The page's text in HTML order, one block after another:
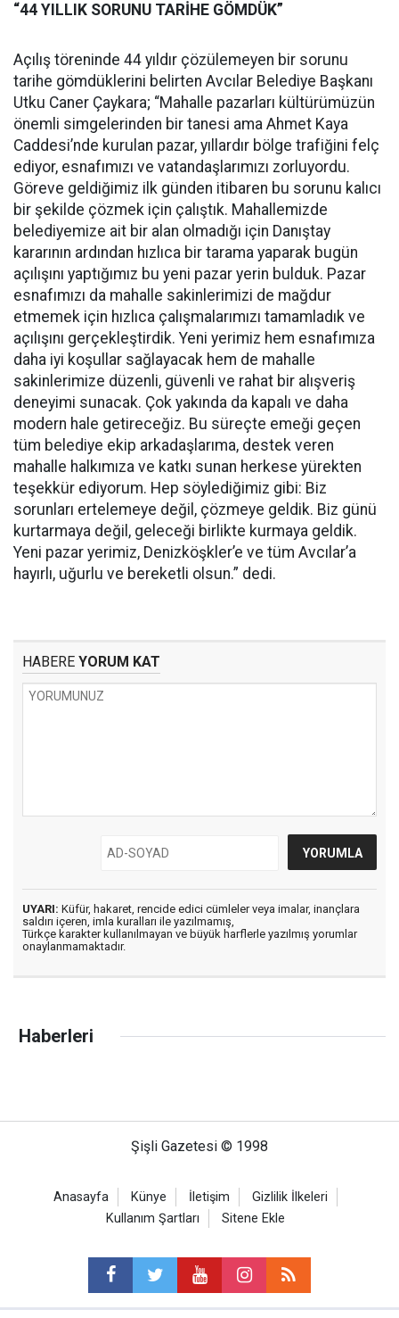
“44 YILLIK SORUNU TARİHE GÖMDÜK”
Açılış töreninde 44 yıldır çözülemeyen bir sorunu
tarihe gömdüklerini belirten Avcılar Belediye Başkanı
Utku Caner Çaykara; “Mahalle pazarları kültürümüzün
önemli simgelerinden bir tanesi ama Ahmet Kaya
Caddesi’nde kurulan pazar, yıllardır bölge trafiğini felç
ediyor, esnafımızı ve vatandaşlarımızı zorluyordu.
Göreve geldiğimiz ilk günden itibaren bu sorunu kalıcı
bir şekilde çözmek için çalıştık. Mahallemizde
belediyemize ait bir alan olmadığı için Danıştay
kararının ardından hızlıca bir tarama yaparak bugün
açılışını yaptığımız bu yeni pazar yerin bulduk. Pazar
esnafımızı da mahalle sakinlerimizi de mağdur
etmemek için hızlıca çalışmalarımızı tamamladık ve
açılışını gerçekleştirdik. Yeni yerimiz hem esnafımıza
daha iyi koşullar sağlayacak hem de mahalle
sakinlerimize düzenli, güvenli ve rahat bir alışveriş
deneyimi sunacak. Çok yakında da kapalı ve daha
modern hale getireceğiz. Bu süreçte emeği geçen
tüm belediye ekip arkadaşlarıma, destek veren
mahalle halkımıza ve katkı sunan herkese yürekten
teşekkür ediyorum. Hep söylediğimiz gibi: Biz
sorunları ertelemeye değil, çözmeye geldik. Biz günü
kurtarmaya değil, geleceği birlikte kurmaya geldik.
Yeni pazar yerimiz, Denizköşkler’e ve tüm Avcılar’a
hayırlı, uğurlu ve bereketli olsun.” dedi.
HABERE YORUM KAT
UYARI: Küfür, hakaret, rencide edici cümleler veya imalar, inançlara
saldırı içeren, imla kuralları ile yazılmamış,
Türkçe karakter kullanılmayan ve büyük harflerle yazılmış yorumlar
onaylanmamaktadır.
Haberleri
Şişli Gazetesi © 1998
Anasayfa Künye İletişim
Gizlilik İlkeleri
Kullanım Şartları
Sitene Ekle